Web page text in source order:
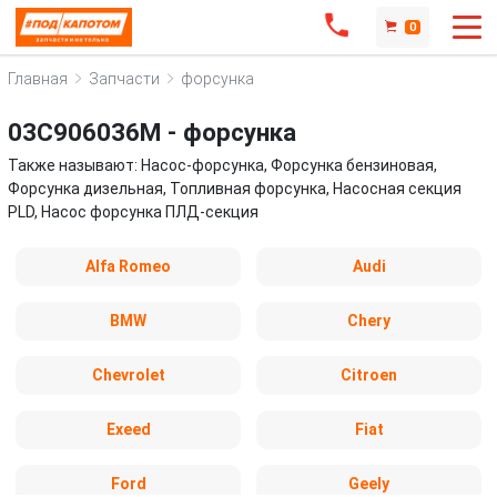
0
Главная Запчасти форсунка
03C906036M - форсунка
Также называют: Насос-форсунка, Форсунка бензиновая,
Форсунка дизельная, Топливная форсунка, Насосная секция
PLD, Насос форсунка ПЛД-секция
Alfa Romeo Audi
BMW Chery
Chevrolet Citroen
Exeed Fiat
Ford Geely